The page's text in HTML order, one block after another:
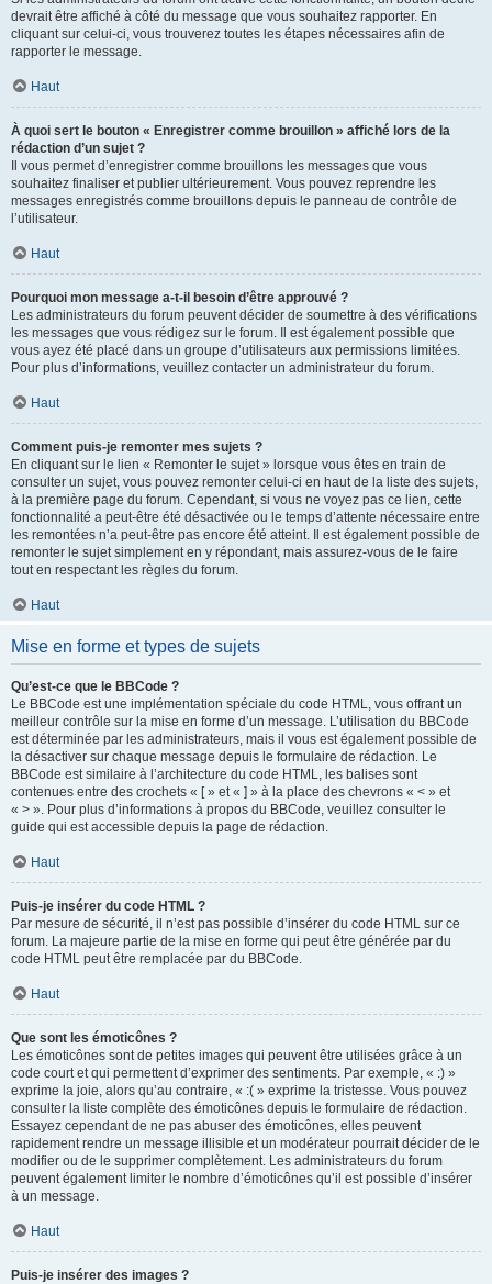
devrait être affiché à côté du message que vous souhaitez rapporter. En
cliquant sur celui-ci, vous trouverez toutes les étapes nécessaires afin de
rapporter le message.
Haut
À quoi sert le bouton « Enregistrer comme brouillon » affiché lors de la
rédaction d’un sujet ?
Il vous permet d’enregistrer comme brouillons les messages que vous
souhaitez finaliser et publier ultérieurement. Vous pouvez reprendre les
messages enregistrés comme brouillons depuis le panneau de contrôle de
l’utilisateur.
Haut
Pourquoi mon message a-t-il besoin d’être approuvé ?
Les administrateurs du forum peuvent décider de soumettre à des vérifications
les messages que vous rédigez sur le forum. Il est également possible que
vous ayez été placé dans un groupe d’utilisateurs aux permissions limitées.
Pour plus d’informations, veuillez contacter un administrateur du forum.
Haut
Comment puis-je remonter mes sujets ?
En cliquant sur le lien « Remonter le sujet » lorsque vous êtes en train de
consulter un sujet, vous pouvez remonter celui-ci en haut de la liste des sujets,
à la première page du forum. Cependant, si vous ne voyez pas ce lien, cette
fonctionnalité a peut-être été désactivée ou le temps d’attente nécessaire entre
les remontées n’a peut-être pas encore été atteint. Il est également possible de
remonter le sujet simplement en y répondant, mais assurez-vous de le faire
tout en respectant les règles du forum.
Haut
Mise en forme et types de sujets
Qu’est-ce que le BBCode ?
Le BBCode est une implémentation spéciale du code HTML, vous offrant un
meilleur contrôle sur la mise en forme d’un message. L’utilisation du BBCode
est déterminée par les administrateurs, mais il vous est également possible de
la désactiver sur chaque message depuis le formulaire de rédaction. Le
BBCode est similaire à l’architecture du code HTML, les balises sont
contenues entre des crochets « [ » et « ] » à la place des chevrons « < » et
« > ». Pour plus d’informations à propos du BBCode, veuillez consulter le
guide qui est accessible depuis la page de rédaction.
Haut
Puis-je insérer du code HTML ?
Par mesure de sécurité, il n’est pas possible d’insérer du code HTML sur ce
forum. La majeure partie de la mise en forme qui peut être générée par du
code HTML peut être remplacée par du BBCode.
Haut
Que sont les émoticônes ?
Les émoticônes sont de petites images qui peuvent être utilisées grâce à un
code court et qui permettent d’exprimer des sentiments. Par exemple, « :) »
exprime la joie, alors qu’au contraire, « :( » exprime la tristesse. Vous pouvez
consulter la liste complète des émoticônes depuis le formulaire de rédaction.
Essayez cependant de ne pas abuser des émoticônes, elles peuvent
rapidement rendre un message illisible et un modérateur pourrait décider de le
modifier ou de le supprimer complètement. Les administrateurs du forum
peuvent également limiter le nombre d’émoticônes qu’il est possible d’insérer
à un message.
Haut
Puis-je insérer des images ?